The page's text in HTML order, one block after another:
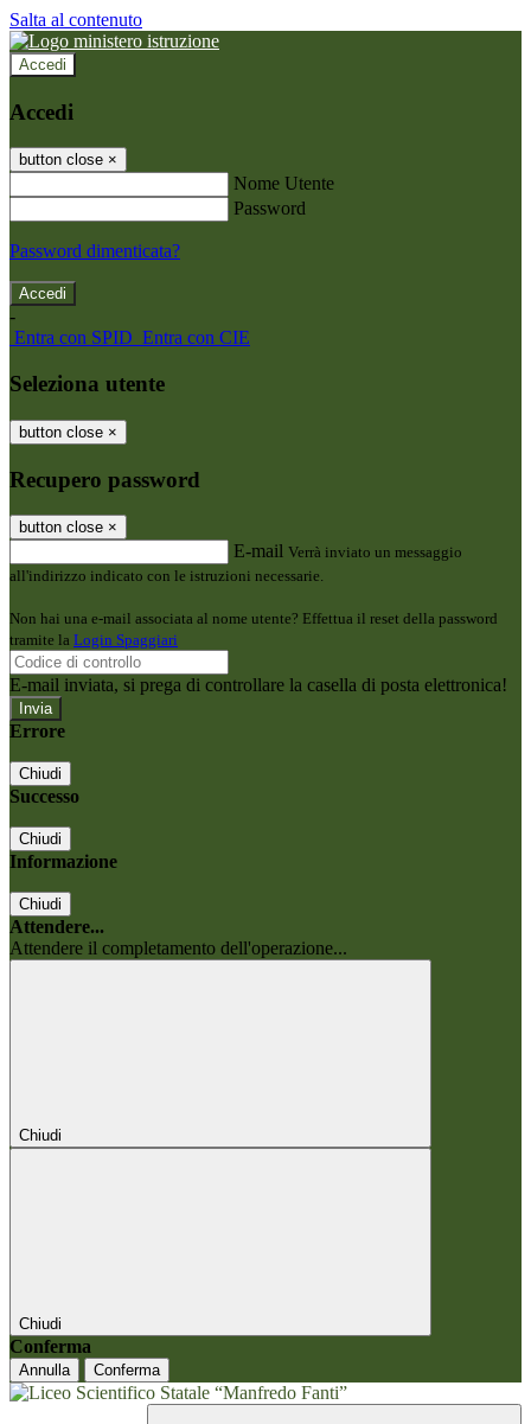
Salta al contenuto
Accedi
Accedi
button close ×
Nome Utente
Password
Password dimenticata?
-
Entra con SPID Entra con CIE
Seleziona utente
button close ×
Recupero password
button close ×
E-mail Verrà inviato un messaggio
all'indirizzo indicato con le istruzioni necessarie.
Non hai una e-mail associata al nome utente? Effettua il reset della password
tramite la Login Spaggiari
E-mail inviata, si prega di controllare la casella di posta elettronica!
Errore
Chiudi
Successo
Chiudi
Informazione
Chiudi
Attendere...
Attendere il completamento dell'operazione...
Chiudi
Chiudi
Conferma
Annulla Conferma